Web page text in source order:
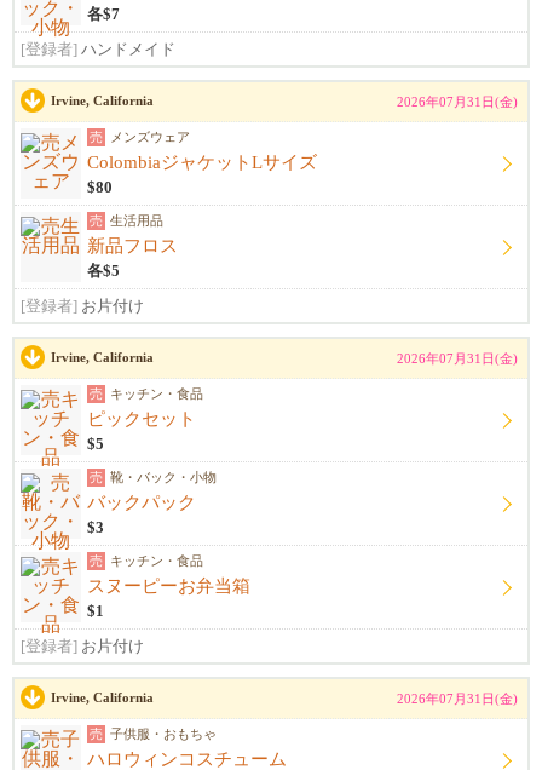
各$7
[登録者] ハンドメイド
Irvine, California 2026年07月31日(金)
売 メンズウェア
ColombiaジャケットLサイズ
$80
売 生活用品
新品フロス
各$5
[登録者] お片付け
Irvine, California 2026年07月31日(金)
売 キッチン・食品
ピックセット
$5
売 靴・バック・小物
バックパック
$3
売 キッチン・食品
スヌーピーお弁当箱
$1
[登録者] お片付け
Irvine, California 2026年07月31日(金)
売 子供服・おもちゃ
ハロウィンコスチューム